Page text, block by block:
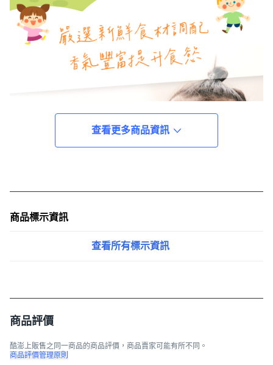
查看更多商品資訊
商品標示資訊
查看所有標示資訊
商品評價
酷澎上販售之同一商品的商品評價，商品賣家可能有所不同。
商品評價管理原則